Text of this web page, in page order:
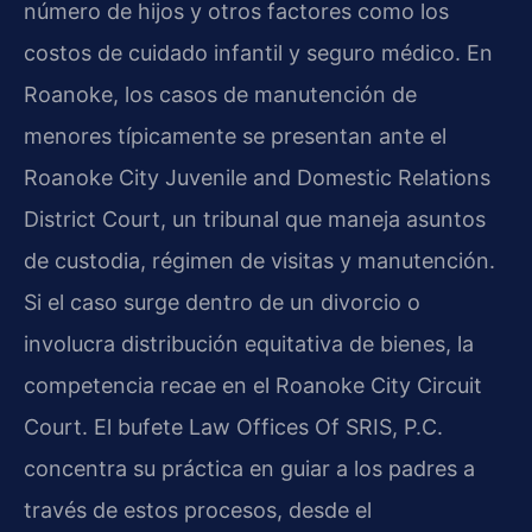
número de hijos y otros factores como los
costos de cuidado infantil y seguro médico. En
Roanoke, los casos de manutención de
menores típicamente se presentan ante el
Roanoke City Juvenile and Domestic Relations
District Court, un tribunal que maneja asuntos
de custodia, régimen de visitas y manutención.
Si el caso surge dentro de un divorcio o
involucra distribución equitativa de bienes, la
competencia recae en el Roanoke City Circuit
Court. El bufete Law Offices Of SRIS, P.C.
concentra su práctica en guiar a los padres a
través de estos procesos, desde el